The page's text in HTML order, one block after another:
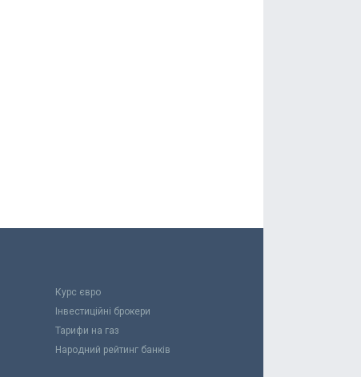
Курс євро
Інвестиційні брокери
Тарифи на газ
Народний рейтинг банків